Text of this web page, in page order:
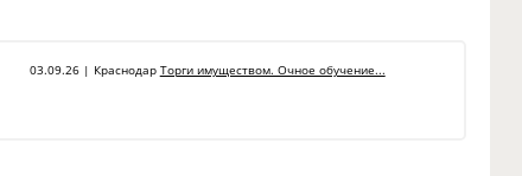
03.09.26 | Краснодар Торги имуществом. Очное обучение...